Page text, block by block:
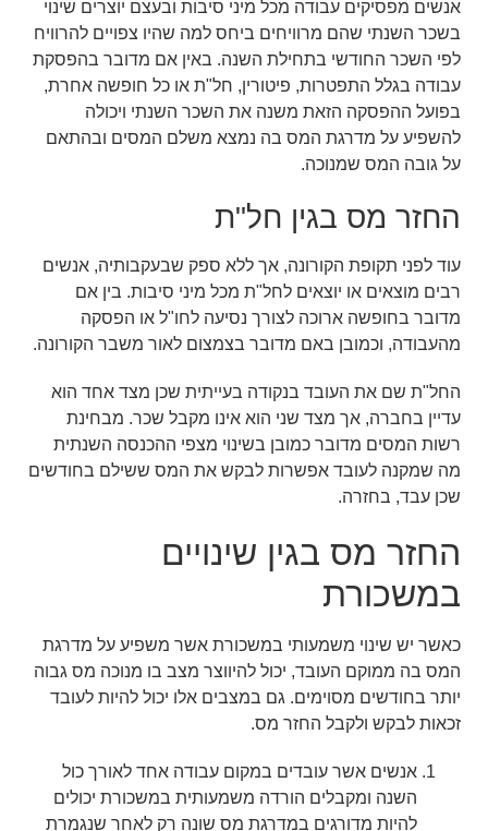
אנשים מפסיקים עבודה מכל מיני סיבות ובעצם יוצרים שינוי
בשכר השנתי שהם מרוויחים ביחס למה שהיו צפויים להרוויח
לפי השכר החודשי בתחילת השנה. באין אם מדובר בהפסקת
עבודה בגלל התפטרות, פיטורין, חל"ת או כל חופשה אחרת,
בפועל ההפסקה הזאת משנה את השכר השנתי ויכולה
להשפיע על מדרגת המס בה נמצא משלם המסים ובהתאם
על גובה המס שמנוכה.
החזר מס בגין חל"ת
עוד לפני תקופת הקורונה, אך ללא ספק שבעקבותיה, אנשים
רבים מוצאים או יוצאים לחל"ת מכל מיני סיבות. בין אם
מדובר בחופשה ארוכה לצורך נסיעה לחו"ל או הפסקה
מהעבודה, וכמובן באם מדובר בצמצום לאור משבר הקורונה.
החל"ת שם את העובד בנקודה בעייתית שכן מצד אחד הוא
עדיין בחברה, אך מצד שני הוא אינו מקבל שכר. מבחינת
רשות המסים מדובר כמובן בשינוי מצפי ההכנסה השנתית
מה שמקנה לעובד אפשרות לבקש את המס ששילם בחודשים
שכן עבד, בחזרה.
החזר מס בגין שינויים
במשכורת
כאשר יש שינוי משמעותי במשכורת אשר משפיע על מדרגת
המס בה ממוקם העובד, יכול להיווצר מצב בו מנוכה מס גבוה
יותר בחודשים מסוימים. גם במצבים אלו יכול להיות לעובד
זכאות לבקש ולקבל החזר מס.
אנשים אשר עובדים במקום עבודה אחד לאורך כול
השנה ומקבלים הורדה משמעותית במשכורת יכולים
להיות מדורגים במדרגת מס שונה רק לאחר שנגמרת